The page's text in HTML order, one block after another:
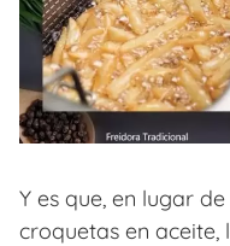
Y es que, en lugar
croquetas en aceite,